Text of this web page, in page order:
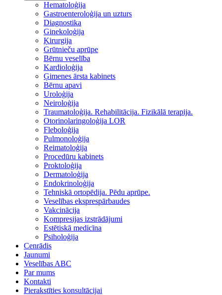
Hematoloģija
Gastroenteroloģija un uzturs
Diagnostika
Ginekoloģija
Ķirurgija
Grūtnieču aprūpe
Bērnu veselība
Kardioloģija
Ģimenes ārsta kabinets
Bērnu apavi
Uroloģija
Neiroloģija
Traumatoloģija. Rehabilitācija. Fizikālā terapija.
Otorinolaringoloģija LOR
Fleboloģija
Pulmonoloģija
Reimatoloģija
Procedūru kabinets
Proktoloģija
Dermatoloģija
Endokrinoloģija
Tehniskā ortopēdija. Pēdu aprūpe.
Veselības eksprespārbaudes
Vakcinācija
Kompresijas izstrādājumi
Estētiskā medicīna
Psiholoģija
Cenrādis
Jaunumi
Veselības ABC
Par mums
Kontakti
Pierakstīties konsultācijai